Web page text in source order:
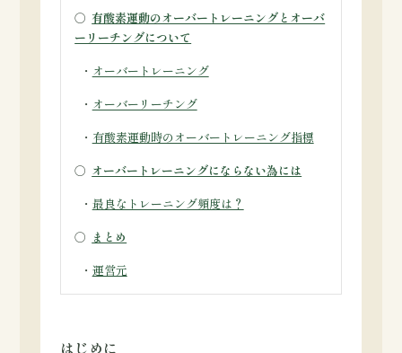
○ 有酸素運動のオーバートレーニングとオーバ
ーリーチングについて
・ オーバートレーニング
・ オーバーリーチング
・ 有酸素運動時のオーバートレーニング指標
○ オーバートレーニングにならない為には
・ 最良なトレーニング頻度は？
○ まとめ
・ 運営元
はじめに